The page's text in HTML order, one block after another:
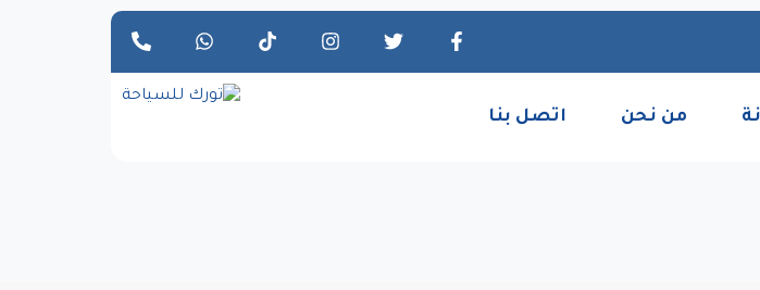
من نحن اتصل بنا